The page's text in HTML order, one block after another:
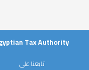
Tax Authority
تابعنا على